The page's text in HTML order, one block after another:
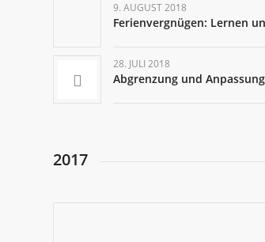
9. AUGUST 2018
Ferienvergnügen: Lernen
28. JULI 2018
Abgrenzung und Anpassung
2017